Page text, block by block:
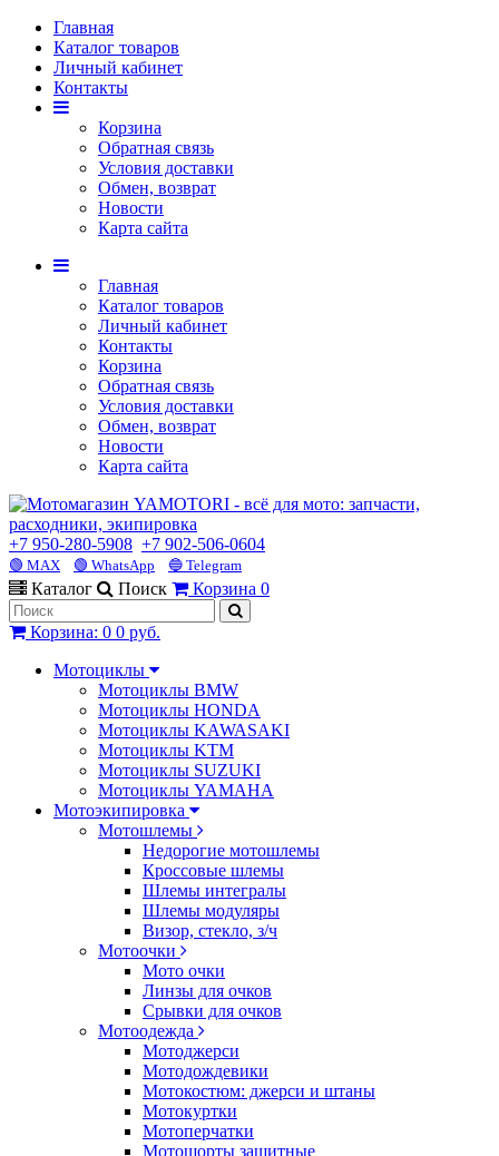
Главная
Каталог товаров
Личный кабинет
Контакты
Корзина
Обратная связь
Условия доставки
Обмен, возврат
Новости
Карта сайта
Главная
Каталог товаров
Личный кабинет
Контакты
Корзина
Обратная связь
Условия доставки
Обмен, возврат
Новости
Карта сайта
+7 950-280-5908 +7 902-506-0604
🟢 MAX 🟢 WhatsApp 🔵 Telegram
Каталог Поиск Корзина 0
Корзина: 0 0 руб.
Мотоциклы
Мотоциклы BMW
Мотоциклы HONDA
Мотоциклы KAWASAKI
Мотоциклы KTM
Мотоциклы SUZUKI
Мотоциклы YAMAHA
Мотоэкипировка
Мотошлемы
Недорогие мотошлемы
Кроссовые шлемы
Шлемы интегралы
Шлемы модуляры
Визор, стекло, з/ч
Мотоочки
Мото очки
Линзы для очков
Срывки для очков
Мотоодежда
Мотоджерси
Мотодождевики
Мотокостюм: джерси и штаны
Мотокуртки
Мотоперчатки
Мотошорты защитные